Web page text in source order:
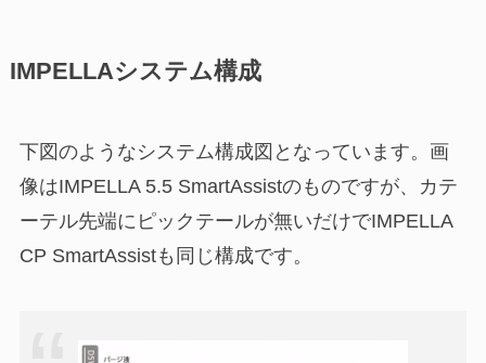
IMPELLAシステム構成
下図のようなシステム構成図となっています。画
像はIMPELLA 5.5 SmartAssistのものですが、カテ
ーテル先端にピックテールが無いだけでIMPELLA
CP SmartAssistも同じ構成です。